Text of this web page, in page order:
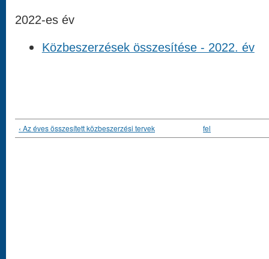
2022-es év
Közbeszerzések összesítése - 2022. év
‹ Az éves összesített közbeszerzési tervek fel